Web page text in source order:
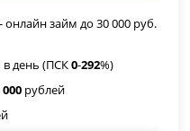
онлайн займ до 30 000 руб.
в день (ПСК0-292%)
000 рублей